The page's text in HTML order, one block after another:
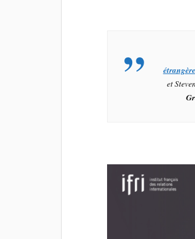
et